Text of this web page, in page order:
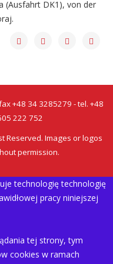
(Ausfahrt DK1 ), von der
.
+48 34 3285279 - tel. +48
222 752
Reserved. Images or logos
permission.
technologię technologię
pracy niniejszej
tej strony, tym
cookies w ramach